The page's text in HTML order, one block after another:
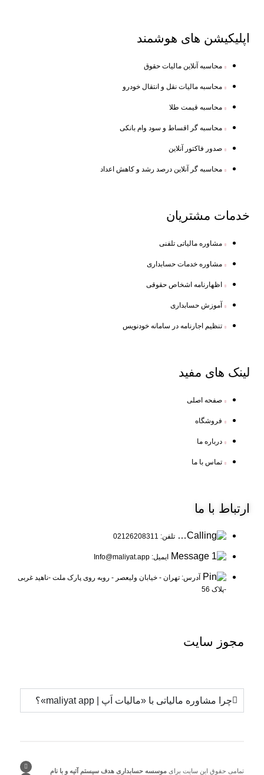
اپلیکیشن های هوشمند
محاسبه آنلاین مالیات حقوق
محاسبه مالیات نقل و انتقال خودرو
محاسبه قیمت طلا
محاسبه گر اقساط و سود وام بانکی
صدور فاکتور آنلاین
محاسبه گر آنلاین درصد رشد و کاهش اعداد
خدمات مشتریان
مشاوره مالیاتی تلفنی
مشاوره خدمات حسابداری
اظهارنامه اشخاص حقوقی
آموزش حسابداری
تنظیم اجارنامه در سامانه خودنویس
لینک های مفید
صفحه اصلی
فروشگاه
درباره ما
تماس با ما
ارتباط با ما
تلفن: 02126208311
ایمیل: Info@maliyat.app
آدرس: تهران - خیابان ولیعصر - روبه روی پارک ملت -ناهید غربی
-پلاک 56
مجوز سایت
چرا مشاوره مالیاتی با «مالیات اَپ | maliyat app»؟
تمامی حقوق این سایت برای موسسه حسابداری هدف سیستم آتیه و با نام